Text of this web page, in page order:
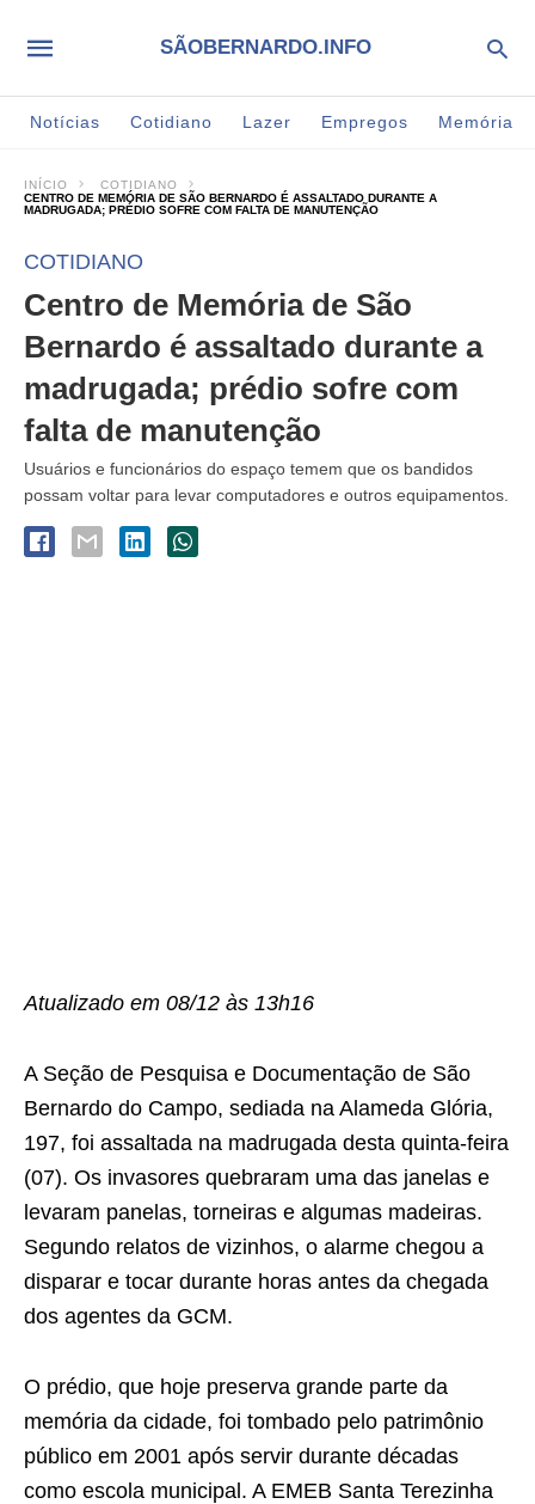
SÃOBERNARDO.INFO
Notícias Cotidiano Lazer Empregos Memória
INÍCIO
COTIDIANO
CENTRO DE MEMÓRIA DE SÃO BERNARDO É ASSALTADO DURANTE A
MADRUGADA; PRÉDIO SOFRE COM FALTA DE MANUTENÇÃO
COTIDIANO
Centro de Memória de São
Bernardo é assaltado durante a
madrugada; prédio sofre com
falta de manutenção
Usuários e funcionários do espaço temem que os bandidos
possam voltar para levar computadores e outros equipamentos.
Atualizado em 08/12 às 13h16
A Seção de Pesquisa e Documentação de São
Bernardo do Campo, sediada na Alameda Glória,
197, foi assaltada na madrugada desta quinta-feira
(07). Os invasores quebraram uma das janelas e
levaram panelas, torneiras e algumas madeiras.
Segundo relatos de vizinhos, o alarme chegou a
disparar e tocar durante horas antes da chegada
dos agentes da GCM.
O prédio, que hoje preserva grande parte da
memória da cidade, foi tombado pelo patrimônio
público em 2001 após servir durante décadas
como escola municipal. A EMEB Santa Terezinha